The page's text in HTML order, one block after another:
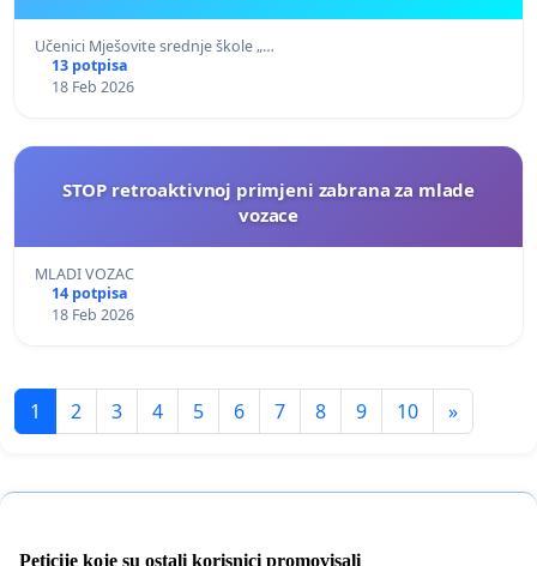
Učenici Mješovite srednje škole „…
13 potpisa
18 Feb 2026
STOP retroaktivnoj primjeni zabrana za mlade
vozace
MLADI VOZAC
14 potpisa
18 Feb 2026
1 2 3 4 5 6 7 8 9 10 »
Peticije koje su ostali korisnici promovisali